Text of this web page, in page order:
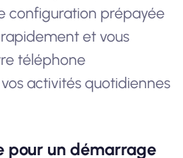
configuration prépayée
et vous
téléphone
activités quotidiennes
pour un démarrage